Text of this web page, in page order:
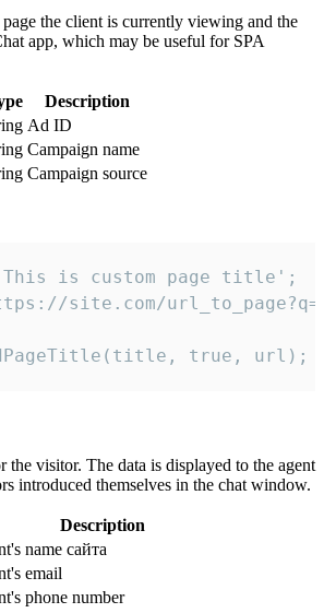
the client is currently viewing and the
app, which may be useful for SPA
Description
Ad ID
Campaign name
Campaign source
is custom page title';
site.com/
true, url);
the visitor. The data is displayed to the agent
introduced themselves in the chat window.
Description
name сайта
email
phone number